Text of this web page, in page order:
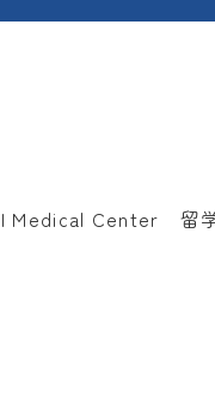
Medical Center 留